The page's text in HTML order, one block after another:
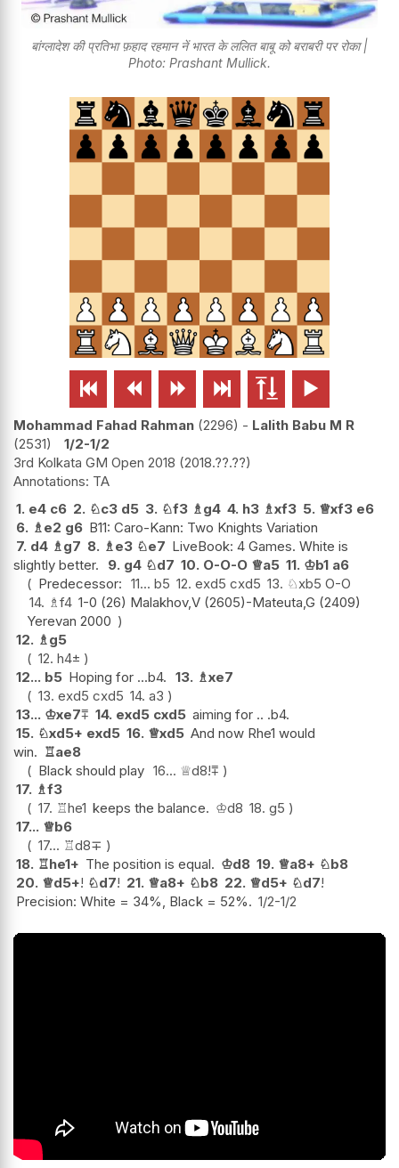
बांग्लादेश की प्रतिभा फ़हाद रहमान नें भारत के ललित बाबू को बराबरी पर रोका |
Photo: Prashant Mullick.
     
Mohammad Fahad Rahman 2296 - Lalith Babu M R
2531
1/2-1/2
3rd Kolkata GM Open 2018 2018.??.??
TA
1. e4 c6 2. ♘c3 d5 3. ♘f3 ♗ g4 4. h3 ♗xf3 5. ♕xf3 e6
6. ♗ e2 g6 B11: Caro-Kann: Two Knights Variation
7. d4 ♗ g7 8. ♗ e3 ♘e7 LiveBook: 4 Games. White is
slightly better.
9. g4 ♘d7 10. O-O-O ♕a5 11. ♔b1 a6
Predecessor: 11... b5 12. exd5 cxd5 13. ♘xb5 O-O
14. ♗f4 1-0 (26) Malakhov,V (2605)-Mateuta,G (2409)
Yerevan 2000
12. ♗ g5
12. h4±
12... b5 Hoping for ...b4. 13. ♗xe7
13. exd5 cxd5 14. a3
13... ♔xe7⩱ 14. exd5 cxd5 aiming for .. .b4.
15. ♘xd5+ exd5 16. ♕xd5 And now Rhe1 would
win. ♖ae8
Black should play 16... ♕d8!⩱
17. ♗f3
17. ♖he1 keeps the balance. ♔d8 18. g5
17... ♕b6
17... ♖d8∓
18. ♖he1+ The position is equal. ♔d8 19. ♕a8+ ♘b8
20. ♕d5+! ♘d7! 21. ♕a8+ ♘b8 22. ♕d5+ ♘d7!
Precision: White = 34%, Black = 52%. 1/2-1/2